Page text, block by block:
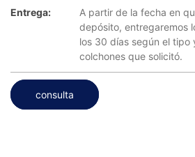
Entrega:
A partir de la fecha en
depósito, entregaremos
los 30 días según el tipo
colchones que solicitó.
consulta